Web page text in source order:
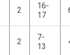
2
16-
17
2
7-
13